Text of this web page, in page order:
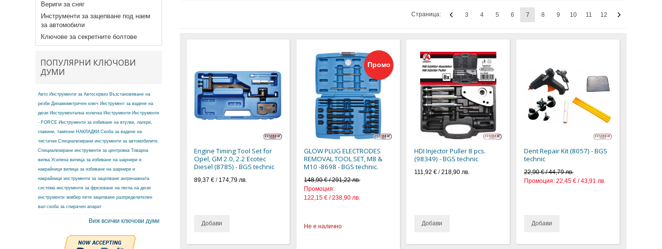
Страница: 3 4 5 6 7 8 9 10 11 12
Engine Timing Tool Set for
Opel, GM 2.0, 2.2 Ecotec
Diesel (8785) - BGS technic
89,37 € / 174,79 лв.
Добави
Промо
GLOW PLUG ELECTRODES
REMOVAL TOOL SET, M8 &
M10 -8698 - BGS technic.
148,90 € / 291,22 лв.
Промоция:
122,15 € / 238,90 лв.
Не е налично
HDI Injector Puller 8 pcs.
(98349) - BGS technic
111,92 €/218,90 лв.
Добави
Dent Repair Kit (8057) - BGS
technic
22,90 € / 44,79 лв.
Промоция: 22,45 € / 43,91 лв.
Добави
Вериги за сняг
Инструменти за зацепване под наем
за автомобили
Ключове за секретните болтове
ПОПУЛЯРНИ КЛЮЧОВИ
ДУМИ
Авто Инструменти за Автосервиз Възстановяване на
резби Динамометричен ключ Инструмент за вадене на
дюзи Инструментална количка Инструменти Инструменти
- FORCE Инструменти за избиване на втулки, лагери,
главини, тампони НАКЛАДКИ Скоба за вадене на
чистачки Специализирани инструменти за автомобилите.
Специализирани инструменти за центровка Товарна
вилка Усилена вилица за избиване на шарнири и
накрайници вилица за избиване на шарнири и
накрайници инструменти за зацепване ангренажната
система инструменти за фрезоване на легла на дюзи
инструменти зембер пети зацепване разпределителен
вал скоба за спирачен апарат
Виж всички ключови думи